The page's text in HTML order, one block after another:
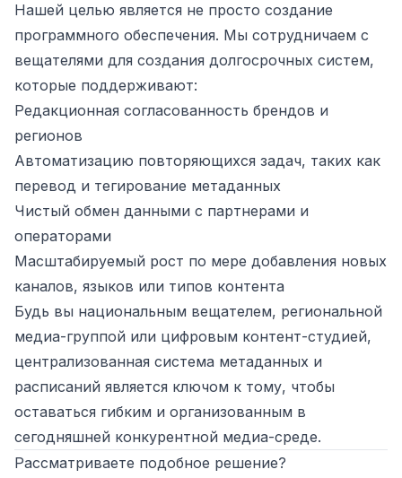
Нашей целью является не просто создание
программного обеспечения. Мы сотрудничаем с
вещателями для создания долгосрочных систем,
которые поддерживают:
Редакционная согласованность брендов и
регионов
Автоматизацию повторяющихся задач, таких как
перевод и тегирование метаданных
Чистый обмен данными с партнерами и
операторами
Масштабируемый рост по мере добавления новых
каналов, языков или типов контента
Будь вы национальным вещателем, региональной
медиа-группой или цифровым контент-студией,
централизованная система метаданных и
расписаний является ключом к тому, чтобы
оставаться гибким и организованным в
сегодняшней конкурентной медиа-среде.
Рассматриваете подобное решение?